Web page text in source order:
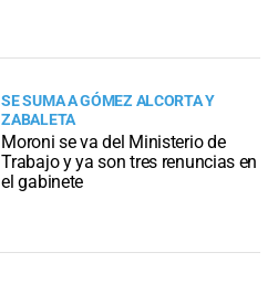
SE SUMA A GÓMEZ ALCORTA Y
ZABALETA
Moroni se va del Ministerio de
Trabajo y ya son tres renuncias en
el gabinete